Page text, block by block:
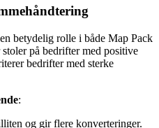
betydelig rolle i både Map Pack
på bedrifter med positive
bedrifter med sterke
:
og gir flere konverteringer.